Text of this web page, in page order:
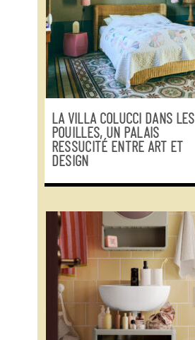
LA VILLA COLUCCI DANS LES
POUILLES, UN PALAIS
RESSUCITÉ ENTRE ART ET
DESIGN